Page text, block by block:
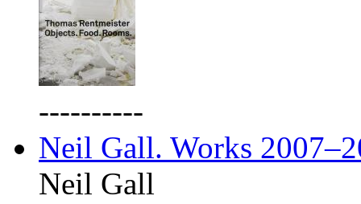
----------
Neil Gall. Works
Neil Gall